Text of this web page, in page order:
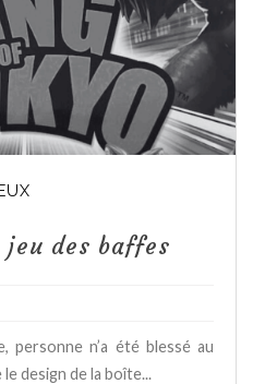
jeu des baffes
n’a été blessé au
design de la boîte...